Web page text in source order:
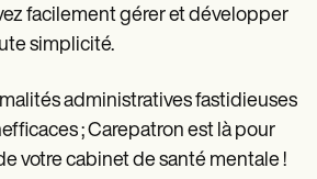
facilement gérer et développer
simplicité.
administratives fastidieuses
; Carepatron est là pour
votre cabinet de santé mentale !